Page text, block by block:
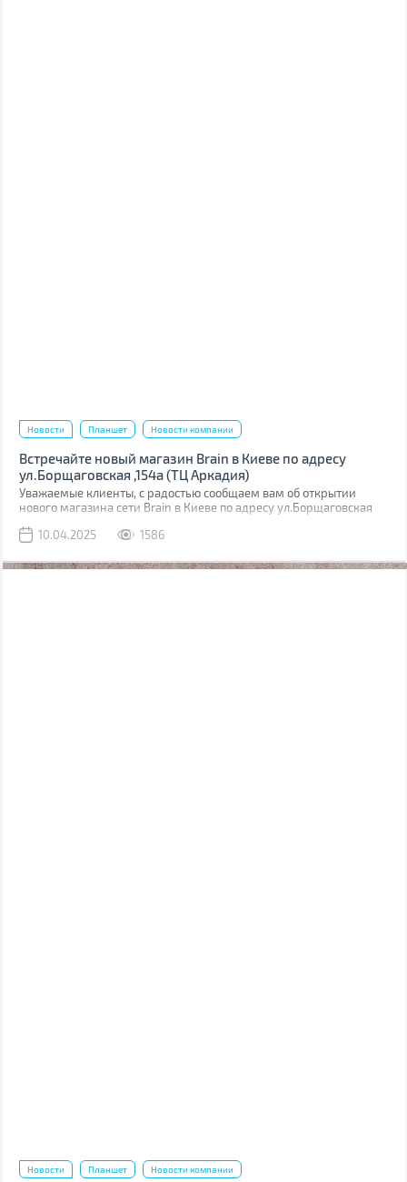
Новости Планшет Новости компании
Встречайте новый магазин Brain в Киеве по адресу
ул.Борщаговская ,154а (ТЦ Аркадия)
Уважаемые клиенты, с радостью сообщаем вам об открытии
нового магазина сети Brain в Киеве по адресу ул.Борщаговская
10.04.2025
1586
Новости Планшет Новости компании